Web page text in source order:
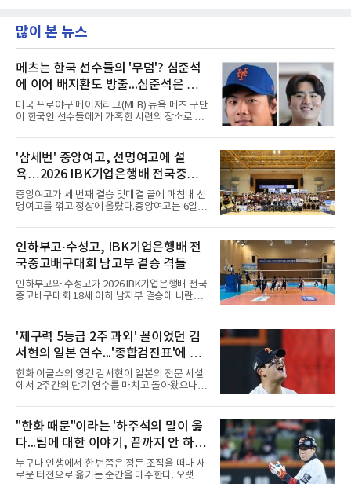
많이 본 뉴스
메츠는 한국 선수들의 '무덤'? 심준석
에 이어 배지환도 방출...심준석은 이
미 귀국, 배지환은 미국 잔류할 듯
미국 프로야구 메이저리그(MLB) 뉴욕 메츠 구단
이 한국인 선수들에게 가혹한 시련의 장소로 전
대형 유망주로 기대를 모았던 투수 심준석에 이
어, 빅리그 경력을 지닌 내외야수 배지환까지 연
달아 뉴욕 메츠 산하 마이너리그에서 방출 통보
를 받는 아픔을 겪었다. 두 선수의 동반 이탈은
메츠 구단이 유독 한국 선수들에게 '기회의 땅'이
아닌 '무덤'처럼 작용하고 있음을 방증하고 있다.
고교 시절 시속 160km에 달하는 강속구로 큰 스
리츠와 마이애미 말린스를 거쳐 메츠에 둥지를
틀며 반등을 노렸으나
'삼세번' 중앙여고, 선명여고에 설
욕…2026 IBK기업은행배 전국중고
배구대회 우승
중앙여고가 세 번째 결승 맞대결 끝에 마침내 선
명여고를 꺾고 정상에 올랐다.중앙여고는 6일
행배 전국중고배구대회 18세 이하 여자부 결승
에서 선명여고를 세트스코어 3-1(13-25, 25-14,
25-17, 25-10)로 물리치고 우승을 차지했다.첫
세트를 13-25로 내주며 불안하게 출발한 중앙여
고는 이후 조직력을 되찾아 2세트부터 경기 주
도권을 완전히 장악했다. 강한 서브와 탄탄한 수
비를 앞세워 내리 세 세트를 따내며 짜릿한 역전
권대회 결승에서 모두 선명여고에 패해 준우승
에 머물렀다. 그러나 세 번째
인하부고·수성고, IBK기업은행배 전
국중고배구대회 남고부 결승 격돌
인하부고와 수성고가 2026 IBK기업은행배 전국
중고배구대회 18세 이하 남자부 결승에 나란히
하부고는 5일 충북 제천실내체육관에서 열린 대
회 남자 18세 이하부 준결승에서 남성고를 세트
스코어 3-1(25-17, 17-25, 25-21, 25-17)로 꺾
고 결승행 티켓을 따냈다. 인하부고는 높은 공격
성공률을 앞세워 경기 주도권을 잡으며 승리를
거뒀다.수성고도 준결승에서 속초고를 상대로
안정된 조직력을 바탕으로 3-1(25-23, 25-16,
고는 인하부고와 우승을 다툴 기회를 잡았다.여
자 18세 이하부에서는 중앙여고
'제구력 5등급 2주 과외' 꼴이었던 김
서현의 일본 연수...'종합검진표'에 불
과
한화 이글스의 영건 김서현이 일본의 전문 시설
에서 2주간의 단기 연수를 마치고 돌아왔으나,
출하며 야구 팬들과 전문가들 사이에 씁쓸한 뒷
맛을 남기고 있다.출국 당시만 해도 선수의 고질
적인 제구 문제를 해결할 특효약이 될 것처럼 포
장되었던 이번 연수는, 뚜껑을 열어보니 '제구력
5등급에게 2주짜리 족집게 과외를 붙여 1등급을
기대한 꼴'이었다는 냉정한 평가를 피하기 어렵
게 됐다.야구에서 투수의 제구력은 오랜 시간 투
"한화 때문"이라는 '하주석의 말이 옳
다...팀에 대한 이야기, 끝까지 안 하는
게 도리
누구나 인생에서 한 번쯤은 정든 조직을 떠나 새
로운 터전으로 옮기는 순간을 마주한다. 오랫동